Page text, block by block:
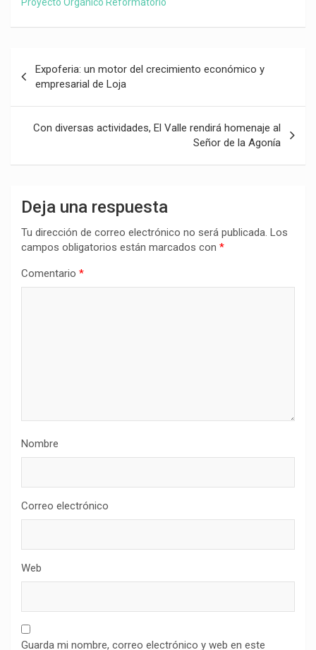
de
entradas
Expoferia: un motor del crecimiento económico y
empresarial de Loja
Con diversas actividades, El Valle rendirá homenaje al
Señor de la Agonía
Deja una respuesta
Tu dirección de correo electrónico no será publicada. Los
campos obligatorios están marcados con *
Comentario *
Nombre
Correo electrónico
Web
Guarda mi nombre, correo electrónico y web en este